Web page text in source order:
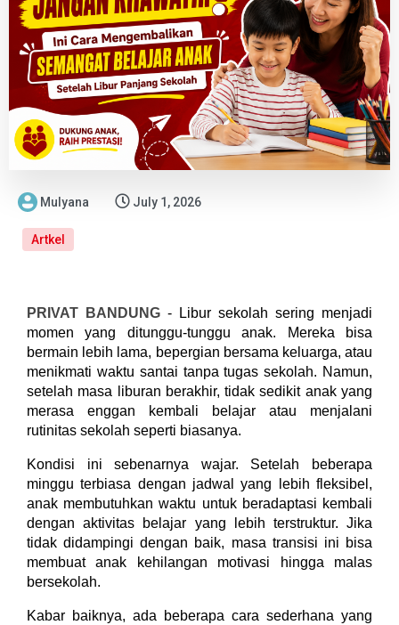
Mulyana July 1, 2026
Artkel
PRIVAT BANDUNG - Libur sekolah sering menjadi
momen yang ditunggu-tunggu anak. Mereka bisa
bermain lebih lama, bepergian bersama keluarga, atau
menikmati waktu santai tanpa tugas sekolah. Namun,
setelah masa liburan berakhir, tidak sedikit anak yang
merasa enggan kembali belajar atau menjalani
rutinitas sekolah seperti biasanya.
Kondisi ini sebenarnya wajar. Setelah beberapa
minggu terbiasa dengan jadwal yang lebih fleksibel,
anak membutuhkan waktu untuk beradaptasi kembali
dengan aktivitas belajar yang lebih terstruktur. Jika
tidak didampingi dengan baik, masa transisi ini bisa
membuat anak kehilangan motivasi hingga malas
bersekolah.
Kabar baiknya, ada beberapa cara sederhana yang